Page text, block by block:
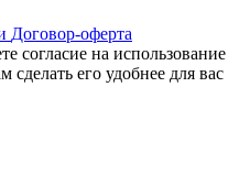
Договор-оферта
согласие на использование
его удобнее для вас